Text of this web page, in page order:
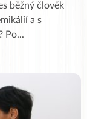
běžný člověk
a s
Po...